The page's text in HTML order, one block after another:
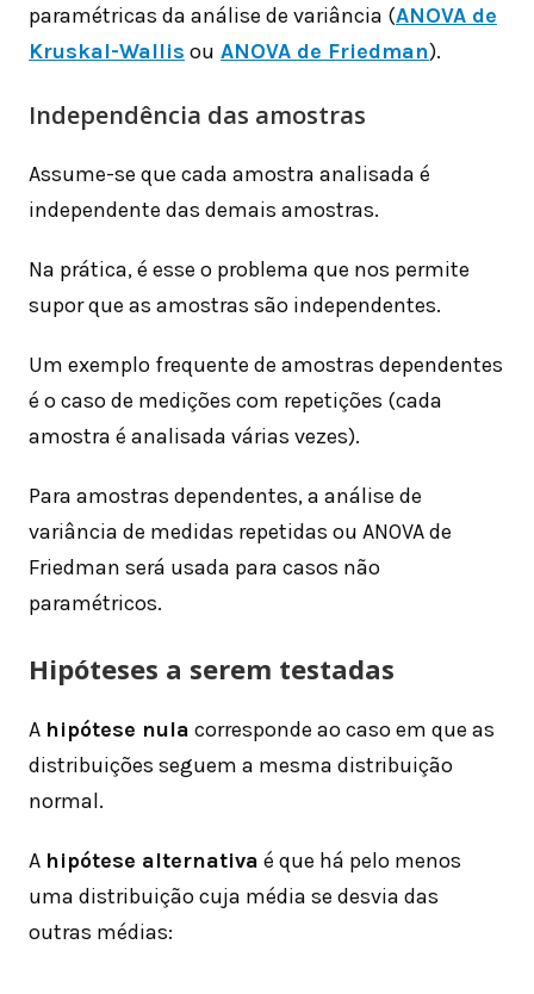
paramétricas da análise de variância (ANOVA de
Kruskal-Wallis ou ANOVA de Friedman).
Independência das amostras
Assume-se que cada amostra analisada é
independente das demais amostras.
Na prática, é esse o problema que nos permite
supor que as amostras são independentes.
Um exemplo frequente de amostras dependentes
é o caso de medições com repetições (cada
amostra é analisada várias vezes).
Para amostras dependentes, a análise de
variância de medidas repetidas ou ANOVA de
Friedman será usada para casos não
paramétricos.
Hipóteses a serem testadas
A hipótese nula corresponde ao caso em que as
distribuições seguem a mesma distribuição
normal.
A hipótese alternativa é que há pelo menos
uma distribuição cuja média se desvia das
outras médias: